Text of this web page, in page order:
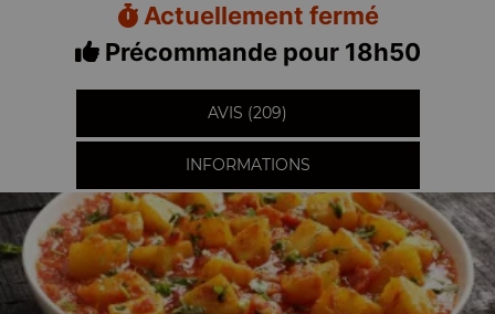
Actuellement fermé
Précommande pour 18h50
AVIS (209)
INFORMATIONS